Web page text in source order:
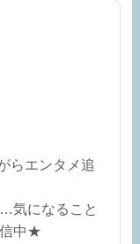
らエンタメ追
気になること
信中★